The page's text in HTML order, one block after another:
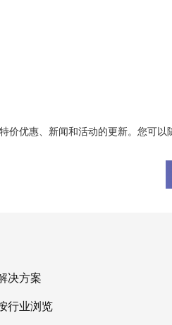
价优惠、新闻和活动的更新。您可以
决方案
行业浏览